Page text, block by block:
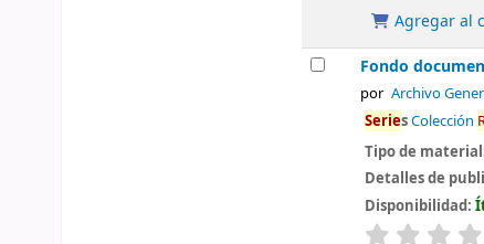
Agregar al
Fondo
por Archivo
SeriesColección
Tipo de
Detalles de
Disponibilidad:
valoración